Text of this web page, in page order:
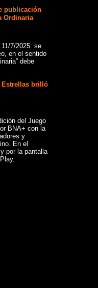
publicación
Ordinaria
7/2025: se
en el sentido
debe
Estrellas brilló
del Juego
BNA+ con la
y
En el
por la pantalla